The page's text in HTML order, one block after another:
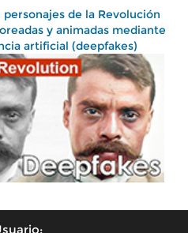
de la Revolución
y animadas mediante
artificial (deepfakes)